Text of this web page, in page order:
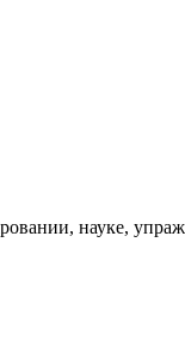
науке,